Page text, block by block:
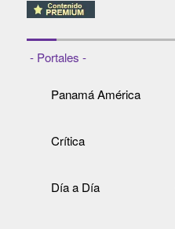
- Portales -
Panamá América
Crítica
Día a Día